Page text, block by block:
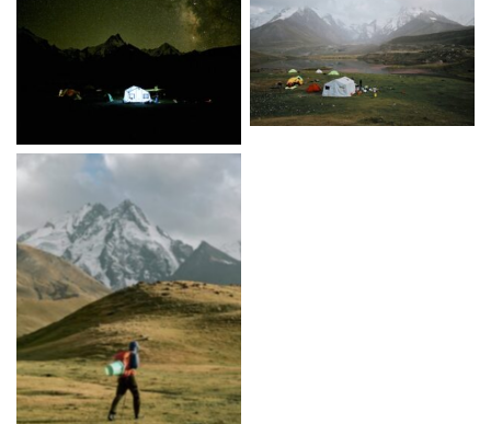
© Eduardo Soteras © Eduardo Soteras
© Eduardo Soteras